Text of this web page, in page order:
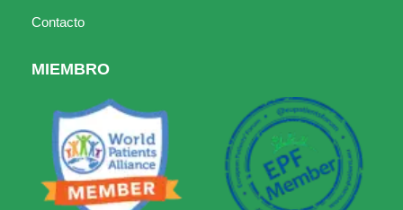
Contacto
MIEMBRO